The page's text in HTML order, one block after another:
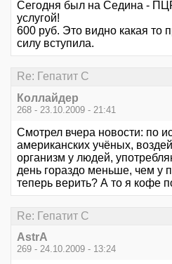
Сегодня был на Седина -
услугой!
600 руб. Это видно какая то
силу вступила.
Re: Гепатит С
Коллайдер
268 - 23.10.2009 - 21:41
Смотрел вчера новости: по
американских учёных,
организм у людей,
день гораздо меньше, чем у
теперь верить? А то я кофе
Re: Гепатит С
AstrA
269 - 24.10.2009 - 13:24